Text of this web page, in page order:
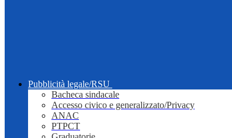
Pubblicità legale/RSU
Bacheca sindacale
Accesso civico e generalizzato/Privacy
ANAC
PTPCT